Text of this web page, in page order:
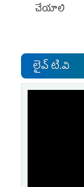
చేయాలి
లైవ్ టి.వి